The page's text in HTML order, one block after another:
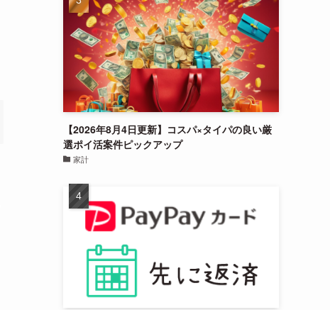
【2026年8月4日更新】コスパ×タイパの良い厳
選ポイ活案件ピックアップ
家計